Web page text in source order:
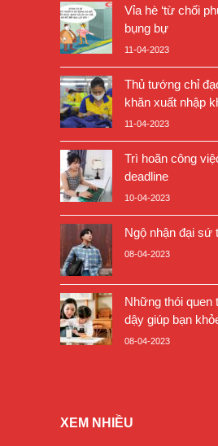
Vỉa hè ‘từ chối
bụng bự
11-04-2023
Thủ tướng chỉ
khăn xuất nhập
11-04-2023
Trì hoãn công
deadline
10-04-2023
Ngộ nhận đại sứ
08-04-2023
Những thói quen
dậy giúp bạn
08-04-2023
XEM NHIỀU